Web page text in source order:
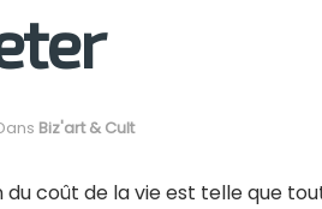
Biz'art & Cult
du coût de la vie est telle que